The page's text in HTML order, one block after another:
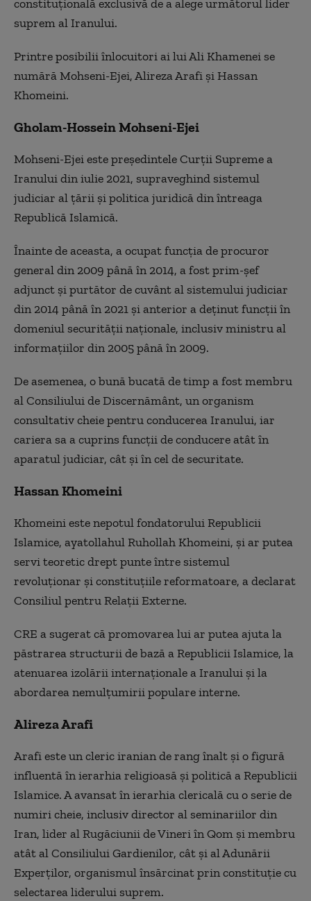
constituțională exclusivă de a alege următorul lider
suprem al Iranului.
Printre posibilii înlocuitori ai lui Ali Khamenei se
numără Mohseni-Ejei, Alireza Arafi și Hassan
Khomeini.
Gholam-Hossein Mohseni-Ejei
Mohseni-Ejei este președintele Curții Supreme a
Iranului din iulie 2021, supraveghind sistemul
judiciar al țării și politica juridică din întreaga
Republică Islamică.
Înainte de aceasta, a ocupat funcția de procuror
general din 2009 până în 2014, a fost prim-șef
adjunct și purtător de cuvânt al sistemului judiciar
din 2014 până în 2021 și anterior a deținut funcții în
domeniul securității naționale, inclusiv ministru al
informațiilor din 2005 până în 2009.
De asemenea, o bună bucată de timp a fost membru
al Consiliului de Discernământ, un organism
consultativ cheie pentru conducerea Iranului, iar
cariera sa a cuprins funcții de conducere atât în ​​
aparatul judiciar, cât și în cel de securitate.
Hassan Khomeini
Khomeini este nepotul fondatorului Republicii
Islamice, ayatollahul Ruhollah Khomeini, și ar putea
servi teoretic drept punte între sistemul
revoluționar și constituțiile reformatoare, a declarat
Consiliul pentru Relații Externe.
CRE a sugerat că promovarea lui ar putea ajuta la
păstrarea structurii de bază a Republicii Islamice, la
atenuarea izolării internaționale a Iranului și la
abordarea nemulțumirii populare interne.
Alireza Arafi
Arafi este un cleric iranian de rang înalt și o figură
influentă în ierarhia religioasă și politică a Republicii
Islamice. A avansat în ierarhia clericală cu o serie de
numiri cheie, inclusiv director al seminariilor din
Iran, lider al Rugăciunii de Vineri în Qom și membru
atât al Consiliului Gardienilor, cât și al Adunării
Experților, organismul însărcinat prin constituție cu
selectarea liderului suprem.